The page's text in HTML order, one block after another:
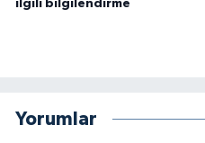
ilgili bilgilendirme
Yorumlar